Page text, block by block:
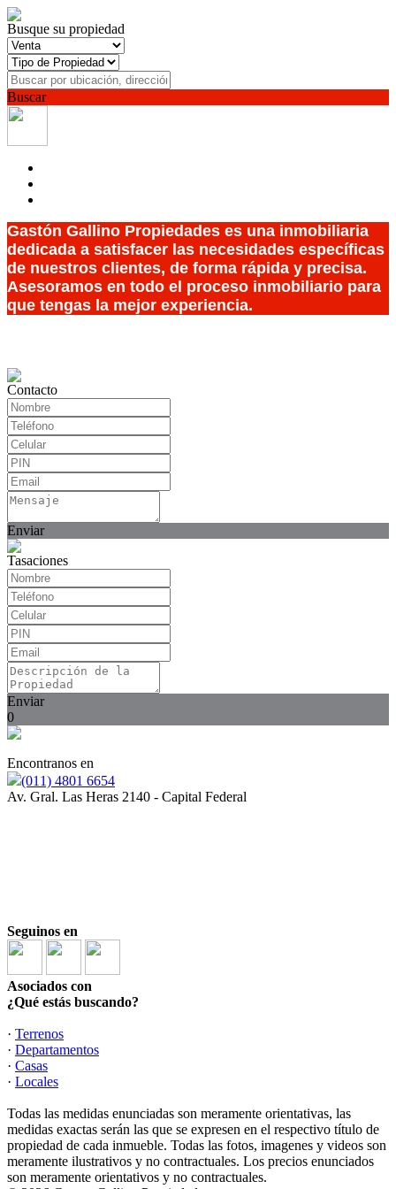
Busque su propiedad
Buscar
Gastón Gallino Propiedades es una inmobiliaria
dedicada a satisfacer las necesidades específicas
de nuestros clientes, de forma rápida y precisa.
Asesoramos en todo el proceso inmobiliario para
que tengas la mejor experiencia.
Contacto
Enviar
Tasaciones
Enviar
0
Encontranos en
(011) 4801 6654
Av. Gral. Las Heras 2140 - Capital Federal
Seguinos en
Asociados con
¿Qué estás buscando?
· Terrenos
· Departamentos
· Casas
· Locales
Todas las medidas enunciadas son meramente orientativas, las
medidas exactas serán las que se expresen en el respectivo título de
propiedad de cada inmueble. Todas las fotos, imagenes y videos son
meramente ilustrativos y no contractuales. Los precios enunciados
son meramente orientativos y no contractuales.